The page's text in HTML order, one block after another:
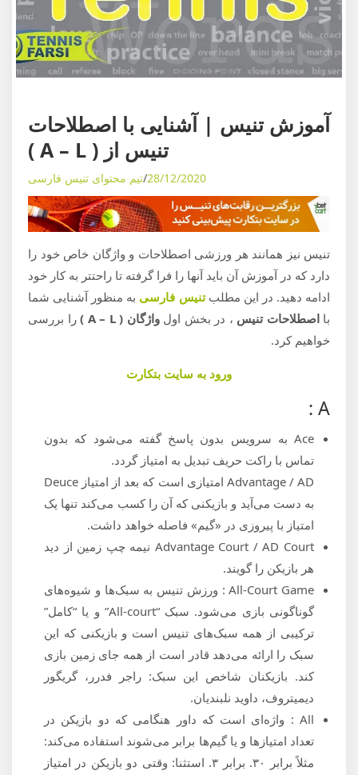
م
و
ز
ش
آموزش تنیس | آشنایی با اصطلاحات
تنیس از ( A – L )
28/12/2020 تیم محتوای تنیس فارسی
تنیس نیز همانند هر ورزشی اصطلاحات و واژگان خاص خود را
دارد که در آموزش آن باید آنها را فرا گرفته تا راحتتر به کار خود
ادامه دهید. در این مطلبتنیس فارسی به منظور آشنایی شما
بااصطلاحات تنیس ، در بخش اولواژگان ( A – L )
را بررسی
خواهیم کرد.
ورود به سایت بتکارت
A :
Ace به سرویس بدون پاسخ گفته می‌شود که بدون
تماس با راکت حریف تبدیل به امتیاز گردد.
Advantage / AD امتیازی است که بعد از امتیاز Deuce
به دست می‌آید و بازیکنی که آن را کسب می‌کند تنها یک
امتیاز با پیروزی در «گیم» فاصله خواهد داشت.
Advantage Court / AD Court نیمه چپ زمین از دید
هر بازیکن را گویند.
All-Court Game : ورزش تنیس به سبک‌ها و شیوه‌های
گوناگونی بازی می‌شود. سبک “All-court” و یا “کامل”
ترکیبی از همه سبک‌های تنیس است و بازیکنی که این
سبک را ارائه می‌دهد قادر است از همه جای زمین بازی
کند. بازیکنان شاخص این سبک: راجر فدرر، گریگور
دیمیتروف، داوید نلبندیان.
All : واژه‌ای است که داور هنگامی‌ که دو بازیکن در
تعداد امتیازها و یا گیم‌ها برابر می‌شوند استفاده می‌کند:
مثلاً برابر ۳۰. برابر ۳. استثنا: وقتی دو بازیکن در امتیاز